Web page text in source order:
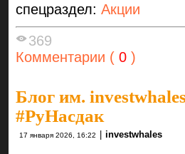
спецраздел: Акции
369
Комментарии ( 0 )
Блог им.
#РуНасдак
17 января 2026, 16:22 investwhales